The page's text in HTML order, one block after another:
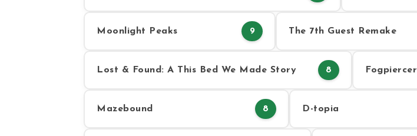
Moonlight Peaks 9 The 7th Guest Remake
Lost & Found: A This Bed We Made Story 8 Fogpiercer
Mazebound 8 D-topia